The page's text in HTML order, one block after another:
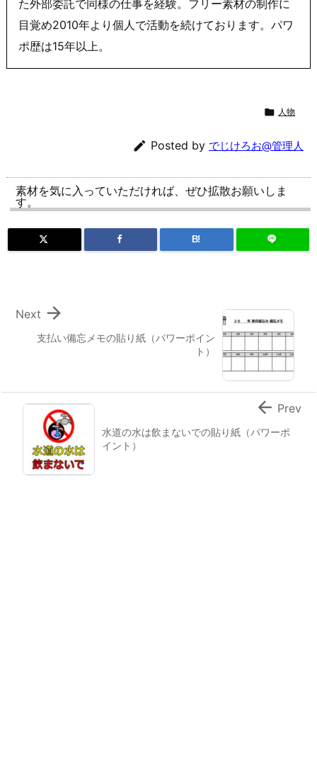
た外部委託で同様の仕事を経験。フリー素材の制作に
目覚め2010年より個人で活動を続けております。パワ
ポ歴は15年以上。
 人物
 Posted by でじけろお@管理人
素材を気に入っていただければ、ぜひ拡散お願いしま
す。
B!
支払い備忘メモの貼り紙（パワーポイン
ト）

Next
水道の水は飲まないでの貼り紙（パワーポ
イント）
 Prev